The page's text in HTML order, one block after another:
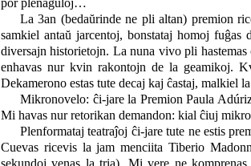
La 3an (bedaŭrinde ne pli altan) premion
samkiel antaŭ jarcentoj, bonstataj homoj
diversajn historietojn. La nuna vivo pli
enhavas nur kvin rakontojn de la geamikoj.
Dekamerono estas tute decaj kaj ĉastaj, malkiel
Mikronovelo: ĉi-jare la Premion Paula
Mi havas nur retorikan demandon: kial ĉiuj
Plenformataj teatraĵoj ĉi-jare tute ne estis
Cuevas ricevis la jam menciita Tiberio
sekundoj venas la tria). Mi vere ne